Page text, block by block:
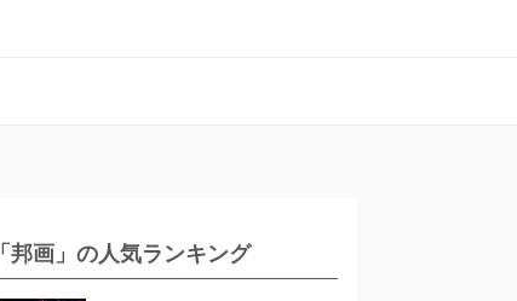
「邦画」の人気ランキング